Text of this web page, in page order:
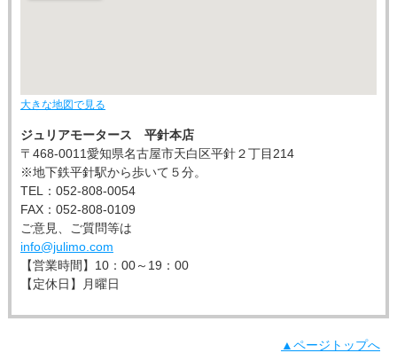
大きな地図で見る
ジュリアモータース 平針本店
〒468-0011愛知県名古屋市天白区平針２丁目214
※地下鉄平針駅から歩いて５分。
TEL：052-808-0054
FAX：052-808-0109
ご意見、ご質問等は
info@julimo.com
【営業時間】10：00～19：00
【定休日】月曜日
▲ページトップへ